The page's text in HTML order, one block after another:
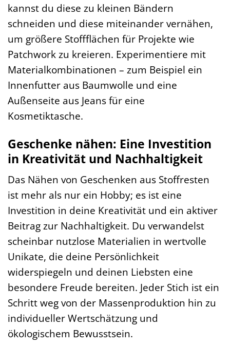
kannst du diese zu kleinen Bändern
schneiden und diese miteinander vernähen,
um größere Stoffflächen für Projekte wie
Patchwork zu kreieren. Experimentiere mit
Materialkombinationen – zum Beispiel ein
Innenfutter aus Baumwolle und eine
Außenseite aus Jeans für eine
Kosmetiktasche.
Geschenke nähen: Eine Investition
in Kreativität und Nachhaltigkeit
Das Nähen von Geschenken aus Stoffresten
ist mehr als nur ein Hobby; es ist eine
Investition in deine Kreativität und ein aktiver
Beitrag zur Nachhaltigkeit. Du verwandelst
scheinbar nutzlose Materialien in wertvolle
Unikate, die deine Persönlichkeit
widerspiegeln und deinen Liebsten eine
besondere Freude bereiten. Jeder Stich ist ein
Schritt weg von der Massenproduktion hin zu
individueller Wertschätzung und
ökologischem Bewusstsein.